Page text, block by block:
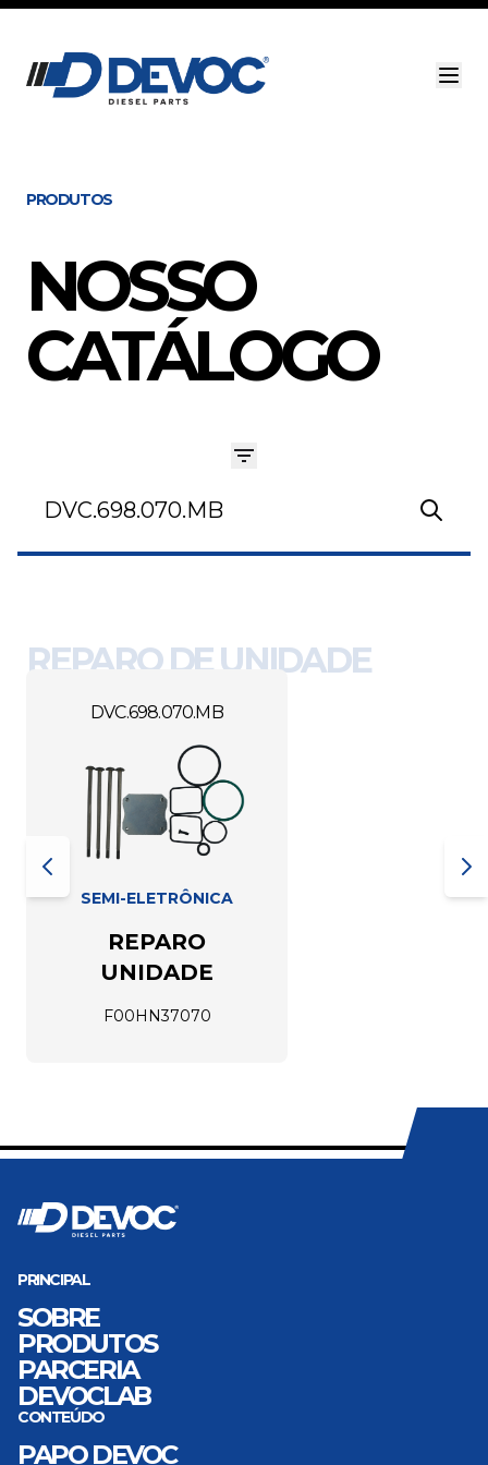
PRODUTOS
NOSSO
CATÁLOGO
REPARO DE UNIDADE
DVC.698.070.MB
SEMI-ELETRÔNICA
REPARO
UNIDADE
F00HN37070
PRINCIPAL
SOBRE
PRODUTOS
PARCERIA
DEVOCLAB
CONTEÚDO
PAPO DEVOC